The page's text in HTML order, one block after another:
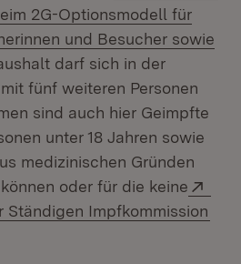
2G-Optionsmodell für
und Besucher sowie
darf sich in der
fünf weiteren Personen
sind auch hier Geimpfte
unter 18 Jahren sowie
medizinischen Gründen
oder für die keine
Ständigen Impfkommission